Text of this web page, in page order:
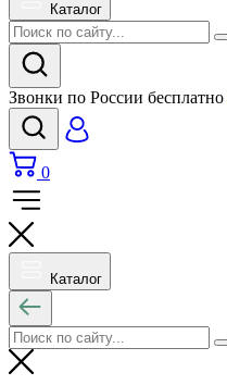
Каталог
Звонки по России бесплатно
0
Каталог